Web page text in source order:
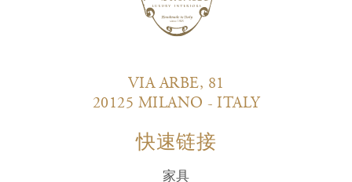
VIA ARBE, 81
20125 MILANO - ITALY
快速链接
家具